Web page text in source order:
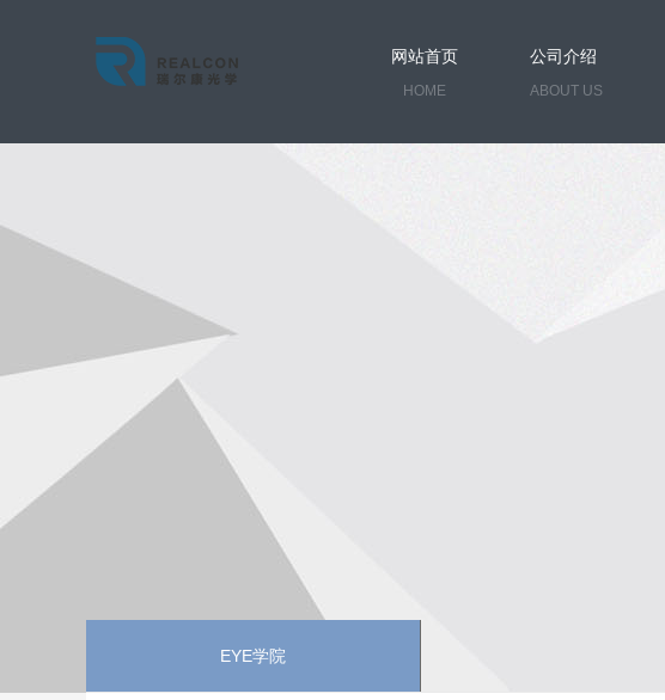
网站首页
HOME
公司介绍
ABOUT US
EYE学院